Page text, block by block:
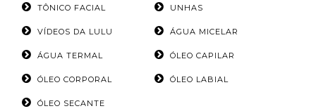
TÔNICO FACIAL UNHAS
VÍDEOS DA LULU ÁGUA MICELAR
ÁGUA TERMAL ÓLEO CAPILAR
ÓLEO CORPORAL ÓLEO LABIAL
ÓLEO SECANTE